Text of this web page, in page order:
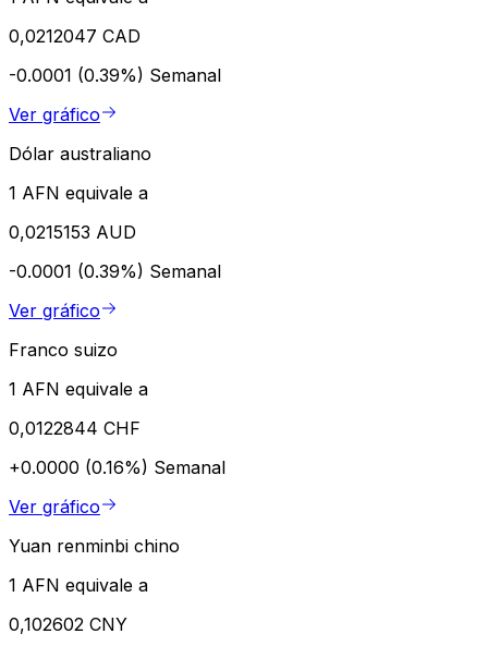
0,0212047 CAD
-0.0001 (0.39%) Semanal
Ver gráfico
Dólar australiano
1 AFN equivale a
0,0215153 AUD
-0.0001 (0.39%) Semanal
Ver gráfico
Franco suizo
1 AFN equivale a
0,0122844 CHF
+0.0000 (0.16%) Semanal
Ver gráfico
Yuan renminbi chino
1 AFN equivale a
0,102602 CNY